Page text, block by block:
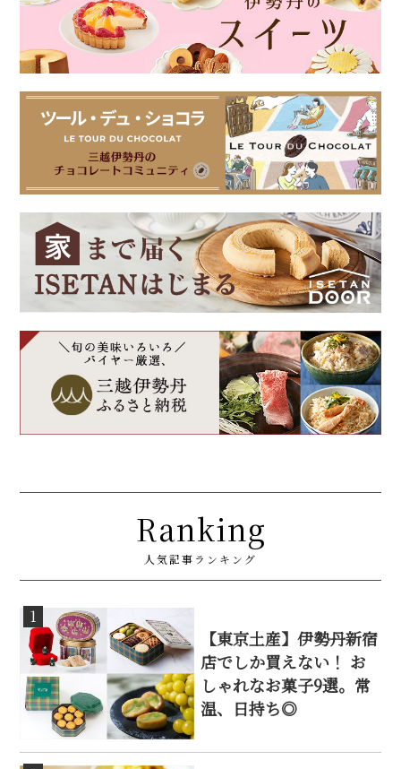
Ranking
人気記事ランキング
1
【東京土産】伊勢丹新宿
店でしか買えない！ お
しゃれなお菓子9選。常
温、日持ち◎